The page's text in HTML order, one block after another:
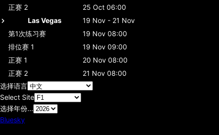
正赛 2
25 Oct 06:00
Las Vegas
19 Nov - 21 Nov
第1次练习赛
19 Nov 08:00
排位赛 1
19 Nov 09:00
正赛 1
20 Nov 08:00
正赛 2
21 Nov 08:00
选择语言
Select Site
选择年份...
Bluesky